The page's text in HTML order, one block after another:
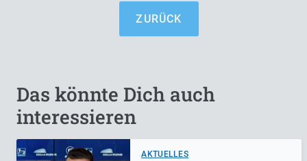
ZURÜCK
Das könnte Dich auch
interessieren
AKTUELLES